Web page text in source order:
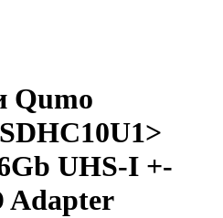
Qumo
UHS-I +­
Adapter